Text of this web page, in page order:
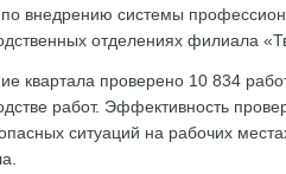
внедрению системы
отделениях филиала
квартала проверено 10 834
работ. Эффективность
ситуаций на рабочих